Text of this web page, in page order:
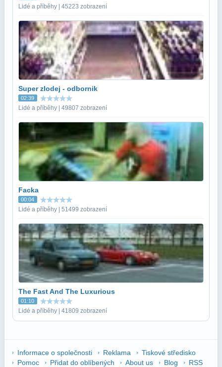
Lidé a příběhy | 45223 zobrazení
Super zlodej - odbornik
02:39
Lidé a příběhy | 49807 zobrazení
Facka
00:04
Lidé a příběhy | 51499 zobrazení
The Fast And The Luxurious
01:10
Lidé a příběhy | 41809 zobrazení
Informace o společnosti Reklama
Tiskové středisko
Pomoc
Přidat do oblíbených About us Blog RSS